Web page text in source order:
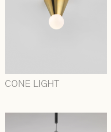
CONE LIGHT